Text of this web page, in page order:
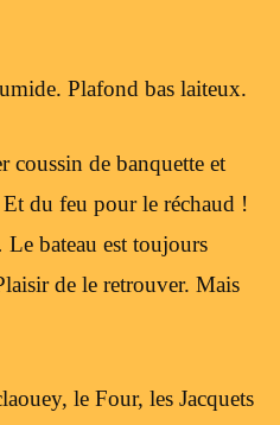
Plafond bas laiteux.
coussin de banquette et
du feu pour le réchaud !
bateau est toujours
de le retrouver. Mais
le Four, les Jacquets